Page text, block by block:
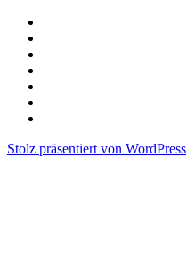
Stolz präsentiert von WordPress